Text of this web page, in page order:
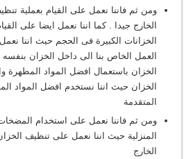
ومن ثم فاننا نعمل على القيام بعملية
الخارج جيدا . كما اننا نعمل ايضا على
الخزانات الكبيرة فى الحجم حيث اننا
العمل الخاص بنا الى داخل الخزان
الخزان باستعمال افضل المواد
الخزان حيث اننا نستخدم افضل المواد
المتقدمة
ومن ثم فاننا نعمل على استخدام
المنزلية حيث اننا نعمل على تنظيف
الخارج